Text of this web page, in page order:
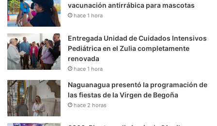
vacunación antirrábica para mascotas
hace 1 hora
Entregada Unidad de Cuidados Intensivos
Pediátrica en el Zulia completamente
renovada
hace 1 hora
Naguanagua presentó la programación de
las fiestas de la Virgen de Begoña
hace 2 horas